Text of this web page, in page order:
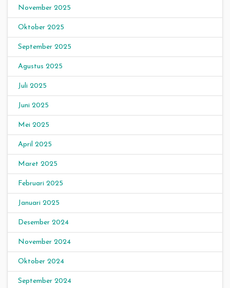
November 2025
Oktober 2025
September 2025
Agustus 2025
Juli 2025
Juni 2025
Mei 2025
April 2025
Maret 2025
Februari 2025
Januari 2025
Desember 2024
November 2024
Oktober 2024
September 2024